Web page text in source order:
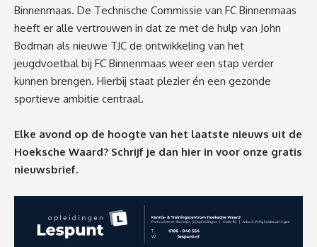
Binnenmaas. De Technische Commissie van FC Binnenmaas
heeft er alle vertrouwen in dat ze met de hulp van John
Bodman als nieuwe TJC de ontwikkeling van het
jeugdvoetbal bij FC Binnenmaas weer een stap verder
kunnen brengen. Hierbij staat plezier én een gezonde
sportieve ambitie centraal.
Elke avond op de hoogte van het laatste nieuws uit de
Hoeksche Waard? Schrijf je dan hier in voor onze gratis
nieuwsbrief.